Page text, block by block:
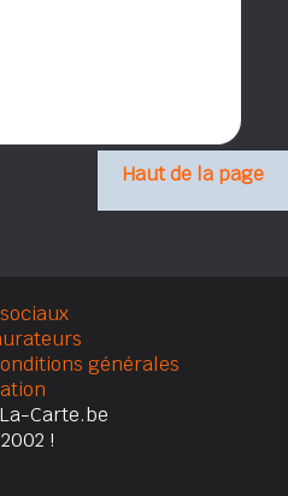
Haut de la page
générales
Carte.be
!